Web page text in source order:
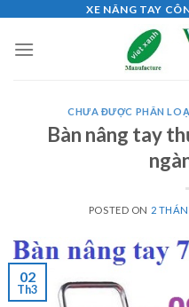
content
XE NÂNG TAY
CHƯA ĐƯỢC PHÂN
Bàn nâng tay
POSTED ON 2
02
Th3